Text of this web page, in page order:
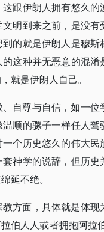
跟伊朗人拥有悠久
明到来之前，是没
的就是伊朗人是穆
这种并无恶意的混
就是伊朗人自己。
自尊与自信，如一
顺的骡子一样任人
个历史悠久的伟大
神学的说辞，但历
延不绝。
方面，具体就是体
伯人人或者拥抱阿拉